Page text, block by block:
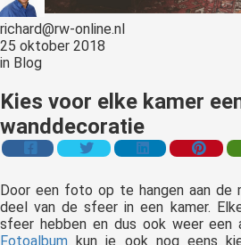
richard@rw-online.nl
25 oktober 2018
in Blog
Kies voor elke kamer
wanddecoratie
Door een foto op te hangen aan de
deel van de sfeer in een kamer.
sfeer hebben en dus ook weer een
Fotoalbum kun je ook nog eens